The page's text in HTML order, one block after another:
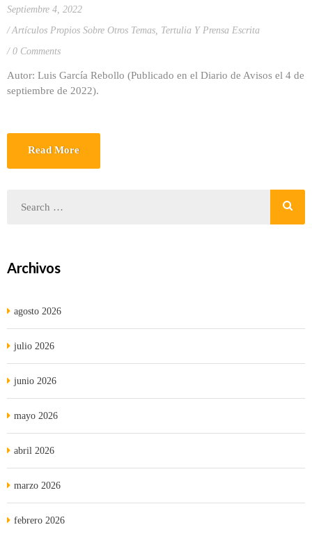
Septiembre 4, 2022
Artículos Propios Sobre Otros Temas, Tertulia Y Prensa Escrita
0 Comments
Autor: Luis García Rebollo (Publicado en el Diario de Avisos el 4 de
septiembre de 2022).
Read More
Archivos
agosto 2026
julio 2026
junio 2026
mayo 2026
abril 2026
marzo 2026
febrero 2026